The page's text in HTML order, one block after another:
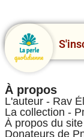
À propos
L'auteur - Rav
La collection -
À propos du
Donateurs de